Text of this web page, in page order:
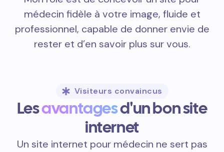
médecin fidèle à votre image, fluide et
professionnel, capable de donner envie de
rester et d’en savoir plus sur vous.
Visiteurs convaincus
Lesavantagesd'un bon site
internet
Un site internet pour médecin ne sert pas